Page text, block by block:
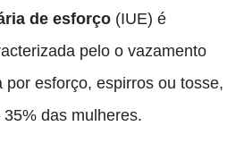
de esforço (IUE) é
pelo o vazamento
por esforço, espirros ou tosse,
das mulheres.